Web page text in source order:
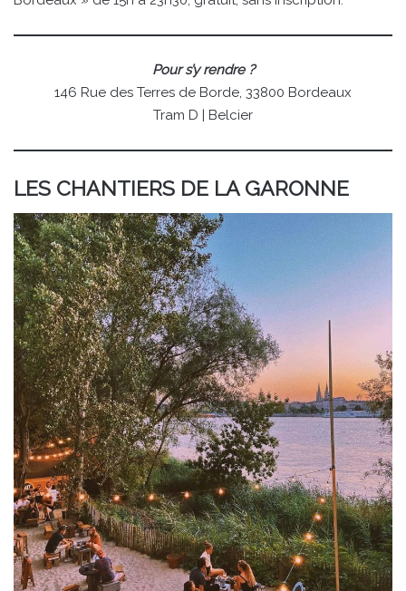
Pour s’y rendre ?
146 Rue des Terres de Borde, 33800 Bordeaux
Tram D | Belcier
LES CHANTIERS DE LA GARONNE